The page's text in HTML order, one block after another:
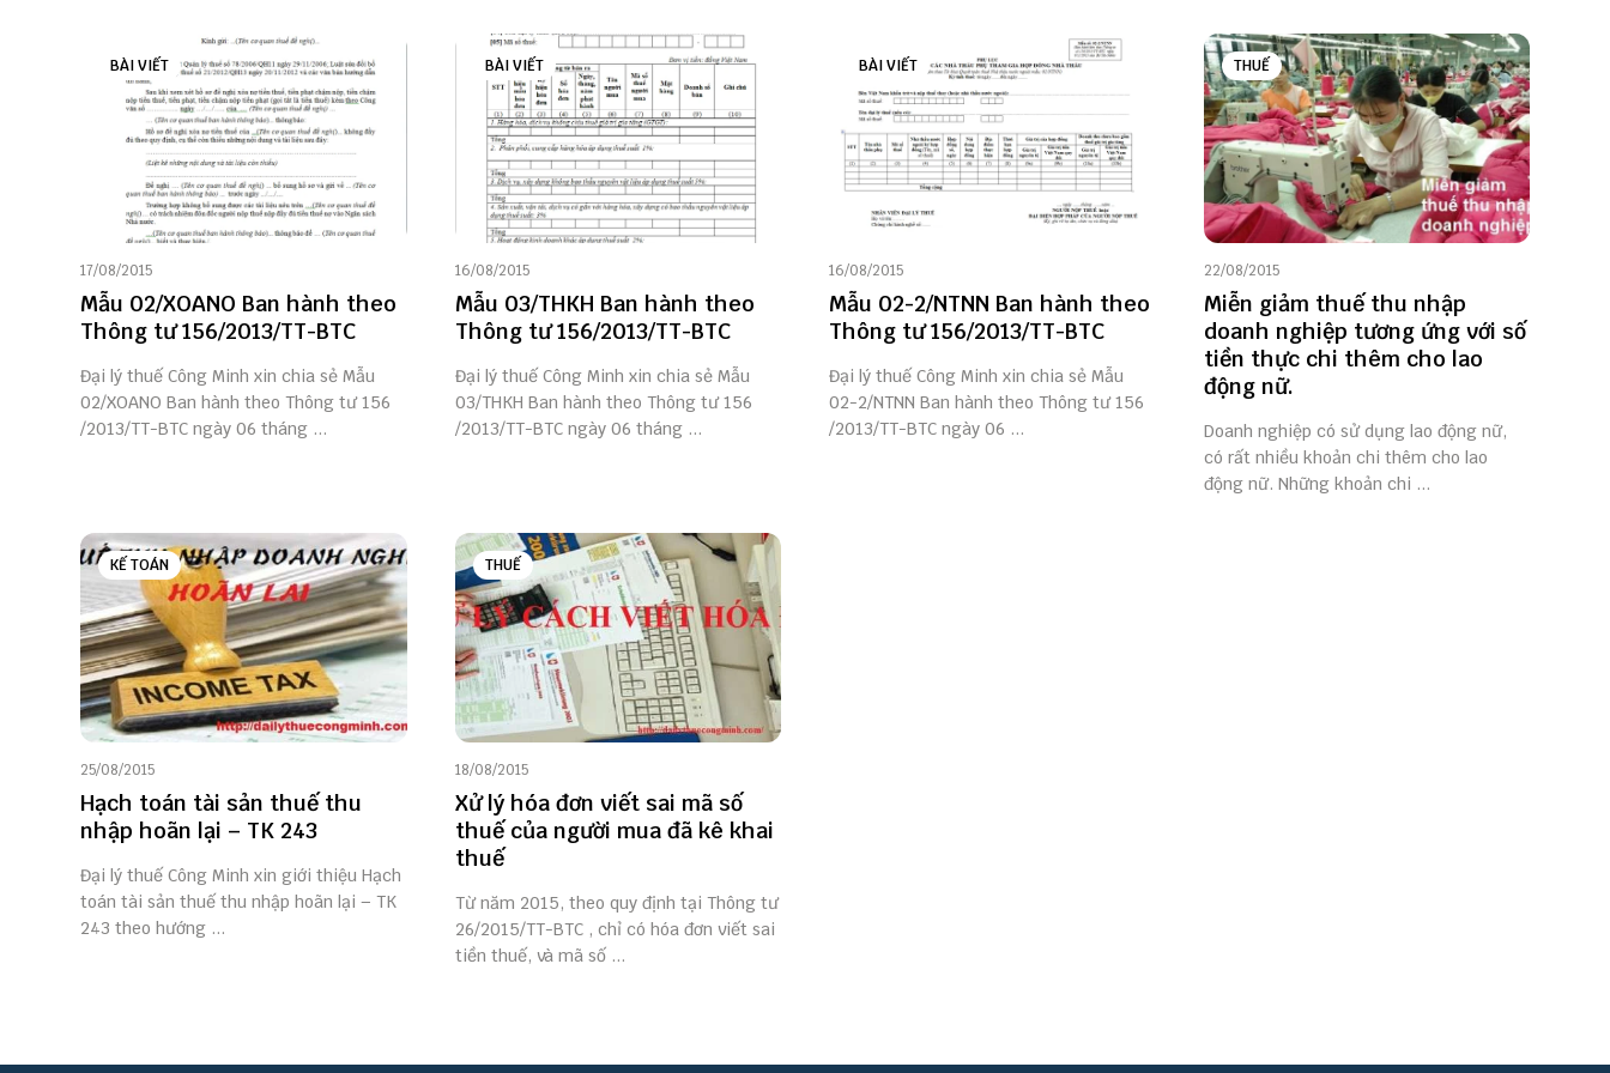
BÀI VIẾT
17/08/2015
Mẫu 02/XOANO Ban hành theo
Thông tư 156/2013/TT-BTC
Đại lý thuế Công Minh xin chia sẻ Mẫu
02/XOANO Ban hành theo Thông tư 156
/2013/TT-BTC ngày 06 tháng ...
BÀI VIẾT
16/08/2015
Mẫu 03/THKH Ban hành theo
Thông tư 156/2013/TT-BTC
Đại lý thuế Công Minh xin chia sẻ Mẫu
03/THKH Ban hành theo Thông tư 156
/2013/TT-BTC ngày 06 tháng ...
BÀI VIẾT
16/08/2015
Mẫu 02-2/NTNN Ban hành theo
Thông tư 156/2013/TT-BTC
Đại lý thuế Công Minh xin chia sẻ Mẫu
02-2/NTNN Ban hành theo Thông tư 156
/2013/TT-BTC ngày 06 ...
THUẾ
22/08/2015
Miễn giảm thuế thu nhập
doanh nghiệp tương ứng với số
tiền thực chi thêm cho lao
động nữ.
Doanh nghiệp có sử dụng lao động nữ,
có rất nhiều khoản chi thêm cho lao
động nữ. Những khoản chi ...
KẾ TOÁN
25/08/2015
Hạch toán tài sản thuế thu
nhập hoãn lại – TK 243
Đại lý thuế Công Minh xin giới thiệu Hạch
toán tài sản thuế thu nhập hoãn lại – TK
243 theo hướng ...
THUẾ
18/08/2015
Xử lý hóa đơn viết sai mã số
thuế của người mua đã kê khai
thuế
Từ năm 2015, theo quy định tại Thông tư
26/2015/TT-BTC , chỉ có hóa đơn viết sai
tiền thuế, và mã số ...